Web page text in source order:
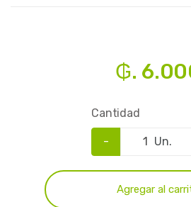
₲.
Cantidad
- Un.
Agregar al